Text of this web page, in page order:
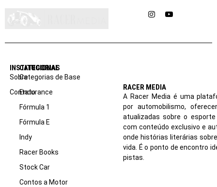
InstagramYouTube
INSTITUCIONAL
Sobre
Contato
CATEGORIAS
Categorias de Base
Endurance
Fórmula 1
Fórmula E
Indy
Racer Books
Stock Car
Contos a Motor
RACER MEDIA
A Racer Media é uma
por automobilismo,
atualizadas sobre o
com conteúdo exclusivo e
onde histórias literárias
vida. É o ponto de encontro
pistas.